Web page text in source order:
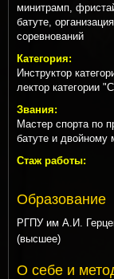
минитрамп,
батуте, организация
соревнований
Категория:
Инструктор
лектор категории
Звания:
Мастер спорта по
батуте и двойному
Стаж работы:
Образование
РГПУ им А.И.
(высшее)
О себе и